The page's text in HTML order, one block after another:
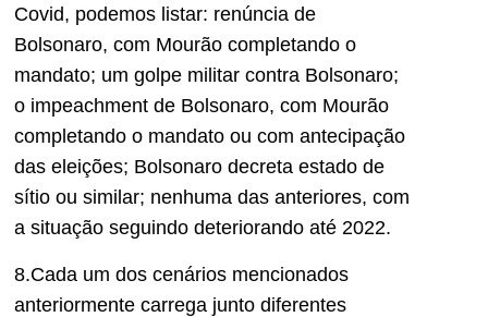
Covid, podemos listar: renúncia de
Bolsonaro, com Mourão completando o
mandato; um golpe militar contra Bolsonaro;
o impeachment de Bolsonaro, com Mourão
completando o mandato ou com antecipação
das eleições; Bolsonaro decreta estado de
sítio ou similar; nenhuma das anteriores, com
a situação seguindo deteriorando até 2022.
8.Cada um dos cenários mencionados
anteriormente carrega junto diferentes